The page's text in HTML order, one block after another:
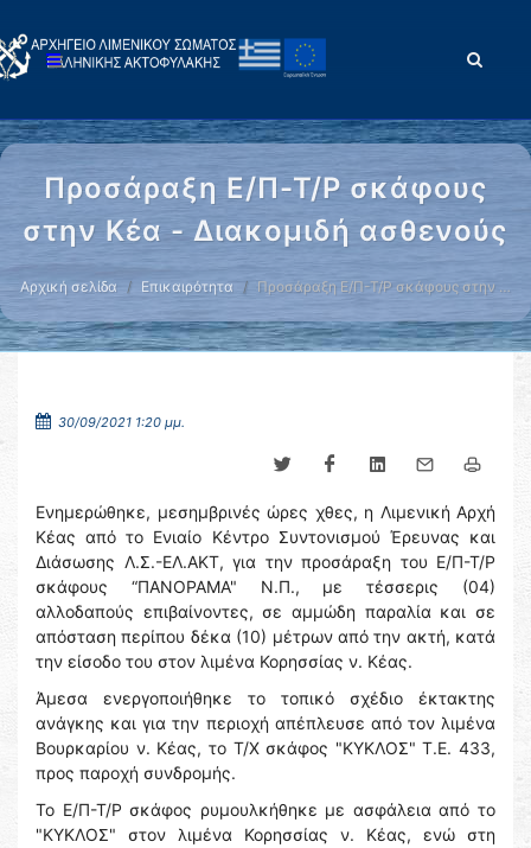
Προσάραξη Ε/Π-Τ/Ρ σκάφους
στην Κέα - Διακομιδή ασθενούς
Αρχική σελίδα Επικαιρότητα Προσάραξη Ε/Π-Τ/Ρ σκάφους στην …
30/09/2021 1:20 μμ.
Ενημερώθηκε, μεσημβρινές ώρες χθες, η Λιμενική Αρχή
Κέας από το Ενιαίο Κέντρο Συντονισμού Έρευνας και
Διάσωσης Λ.Σ.-ΕΛ.ΑΚΤ, για την προσάραξη του Ε/Π-Τ/Ρ
σκάφους “ΠΑΝΟΡΑΜΑ" Ν.Π., με τέσσερις (04)
αλλοδαπούς επιβαίνοντες, σε αμμώδη παραλία και σε
απόσταση περίπου δέκα (10) μέτρων από την ακτή, κατά
την είσοδο του στον λιμένα Κορησσίας ν. Κέας.
Άμεσα ενεργοποιήθηκε το τοπικό σχέδιο έκτακτης
ανάγκης και για την περιοχή απέπλευσε από τον λιμένα
Βουρκαρίου ν. Κέας, το Τ/Χ σκάφος "ΚΥΚΛΟΣ" Τ.Ε. 433,
προς παροχή συνδρομής.
Το Ε/Π-Τ/Ρ σκάφος ρυμουλκήθηκε με ασφάλεια από το
"ΚΥΚΛΟΣ" στον λιμένα Κορησσίας ν. Κέας, ενώ στη